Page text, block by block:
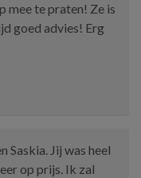
mee te praten! Ze is
goed advies! Erg
Saskia. Jij was heel
op prijs. Ik zal